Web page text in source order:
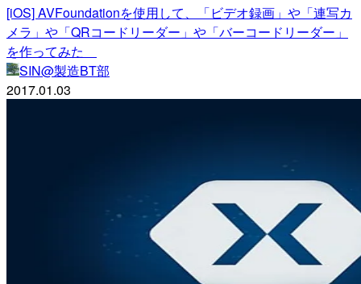
[iOS] AVFoundationを使用して、「ビデオ録画」や「連写カ
メラ」や「QRコードリーダー」や「バーコードリーダー」
を作ってみた
SIN@製造BT部
2017.01.03